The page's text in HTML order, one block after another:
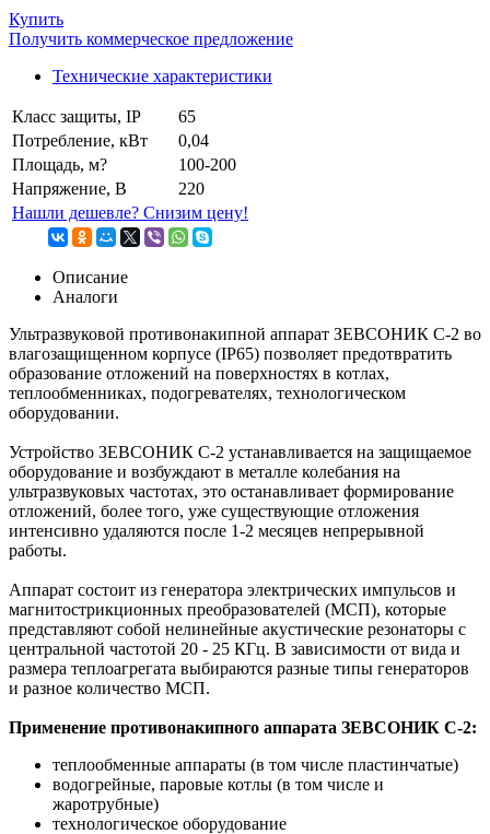
Купить
Получить коммерческое предложение
Технические характеристики
Класс защиты, IP
65
Потребление, кВт
0,04
Площадь, м?
100-200
Напряжение, В
220
Нашли дешевле? Снизим цену!
Описание
Аналоги
Ультразвуковой противонакипной аппарат ЗЕВСОНИК С-2 во
влагозащищенном корпусе (IP65) позволяет предотвратить
образование отложений на поверхностях в котлах,
теплообменниках, подогревателях, технологическом
оборудовании.
Устройство ЗЕВСОНИК С-2 устанавливается на защищаемое
оборудование и возбуждают в металле колебания на
ультразвуковых частотах, это останавливает формирование
отложений, более того, уже существующие отложения
интенсивно удаляются после 1-2 месяцев непрерывной
работы.
Аппарат состоит из генератора электрических импульсов и
магнитострикционных преобразователей (МСП), которые
представляют собой нелинейные акустические резонаторы с
центральной частотой 20 - 25 КГц. В зависимости от вида и
размера теплоагрегата выбираются разные типы генераторов
и разное количество МСП.
Применение противонакипного аппарата ЗЕВСОНИК С-2:
теплообменные аппараты (в том числе пластинчатые)
водогрейные, паровые котлы (в том числе и
жаротрубные)
технологическое оборудование